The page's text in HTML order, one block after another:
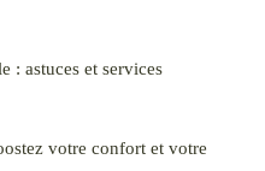
: astuces et services
votre confort et votre